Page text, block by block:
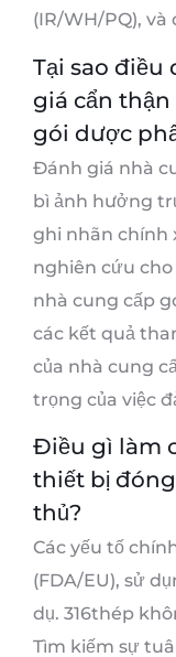
(IR/WH/PQ),
Tại sao
giá cẩn
gói dược
Đánh giá nhà
bì ảnh hưởng
ghi nhãn chính
nghiên cứu cho
nhà cung cấp
các kết quả
của nhà cung
trọng của việc
Điều gì làm
thiết bị
thủ?
Các yếu tố
(FDA/EU), sử
dụ. 316thép
Tìm kiếm sự